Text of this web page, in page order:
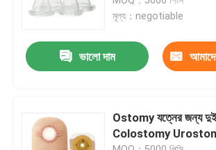
আমাদের সাথে যোগাযোগ
খবর
ভেঞ্চুরি অক্সিজেন মাস্ক
মূল্য：negotiable
ভালো দাম
Ostomy যত্নের জন্য
Colostomy